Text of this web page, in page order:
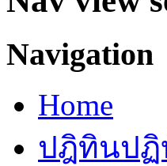
Navigation
Home
ปฎิทินปฏิ